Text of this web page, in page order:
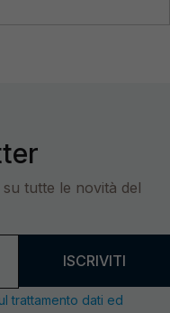
tutte le novità del
ISCRIVITI
trattamento dati ed